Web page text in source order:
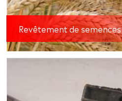
Revêtement de semences